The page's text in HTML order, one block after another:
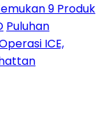
9 Produk
Puluhan
ICE,